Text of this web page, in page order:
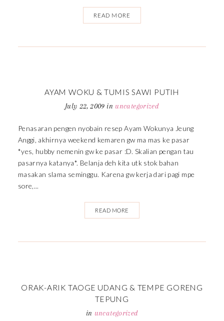
READ MORE
AYAM WOKU & TUMIS SAWI PUTIH
July 22, 2009 in uncategorized
Penasaran pengen nyobain resep Ayam Wokunya Jeung
Anggi, akhirnya weekend kemaren gw ma mas ke pasar
*yes, hubby nemenin gw ke pasar :D. Skalian pengan tau
pasarnya katanya*. Belanja deh kita utk stok bahan
masakan slama seminggu. Karena gw kerja dari pagi mpe
sore,...
READ MORE
ORAK-ARIK TAOGE UDANG & TEMPE GORENG
TEPUNG
in uncategorized